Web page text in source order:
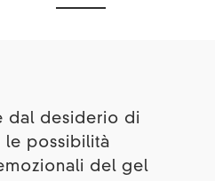
dal desiderio di
le possibilità
del gel